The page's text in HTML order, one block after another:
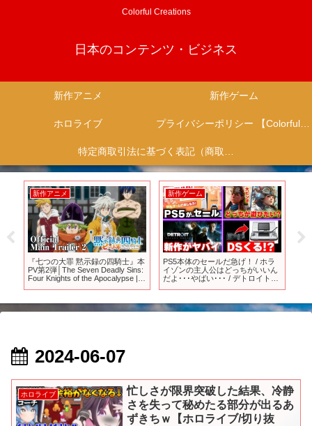
Colorful Creations
日本のコンテンツ・ビジネス
新作アニメ 新作ゲーム
ホロライブ プライバシーポリシー 【Colorful Creation】
特定商取引法に基づく表記（商取引に関する開示）
新作アニメ
『七つの大罪 黙示録の四騎士』本
PV第2弾│The Seven Deadly Sins:
Four Knights of the Apocalypse |
新作ゲーム
PS5本体のセールだ急げ！ / ホラ
イゾンの主人公はどっちがいいん
だよ･･･やばい･･･ / デトロイトビ
2024-06-07
ホロライブ
忙しさが限界突破した結果、冷静
さを失って秘めたる部分が出るあ
ずきちｗ【ホロライブ/切り抜